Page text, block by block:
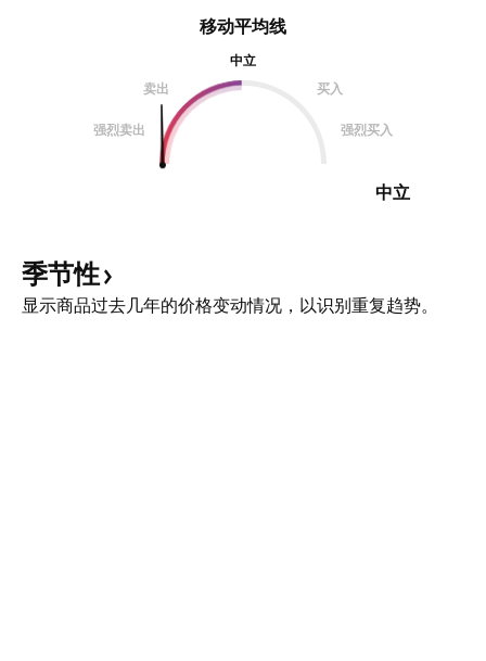
移动平均线
中立
卖出
买入
强烈卖出 强烈买入
中立
季节性
显示商品过去几年的价格变动情况，以识别重复趋势。